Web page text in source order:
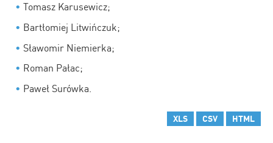
Tomasz Karusewicz;
Bartłomiej Litwińczuk;
Sławomir Niemierka;
Roman Pałac;
Paweł Surówka.
XLS CSV HTML